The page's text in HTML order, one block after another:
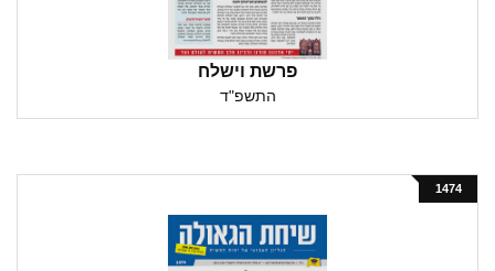
פרשת וישלח
התשפ"ד
1474